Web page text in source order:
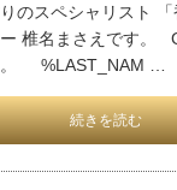
のスペシャリスト
椎名まさえです。
。 %LAST_NAM …
続きを読む